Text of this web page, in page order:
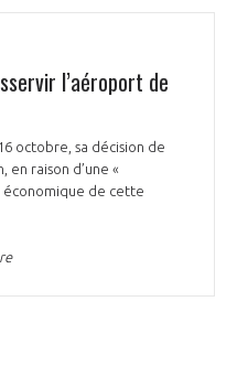
ET SPATIALE
SUR LES RELATIONS ENTRE
ET SPATIALE
l’aéroport de
octobre, sa décision de
en raison d’une «
de cette